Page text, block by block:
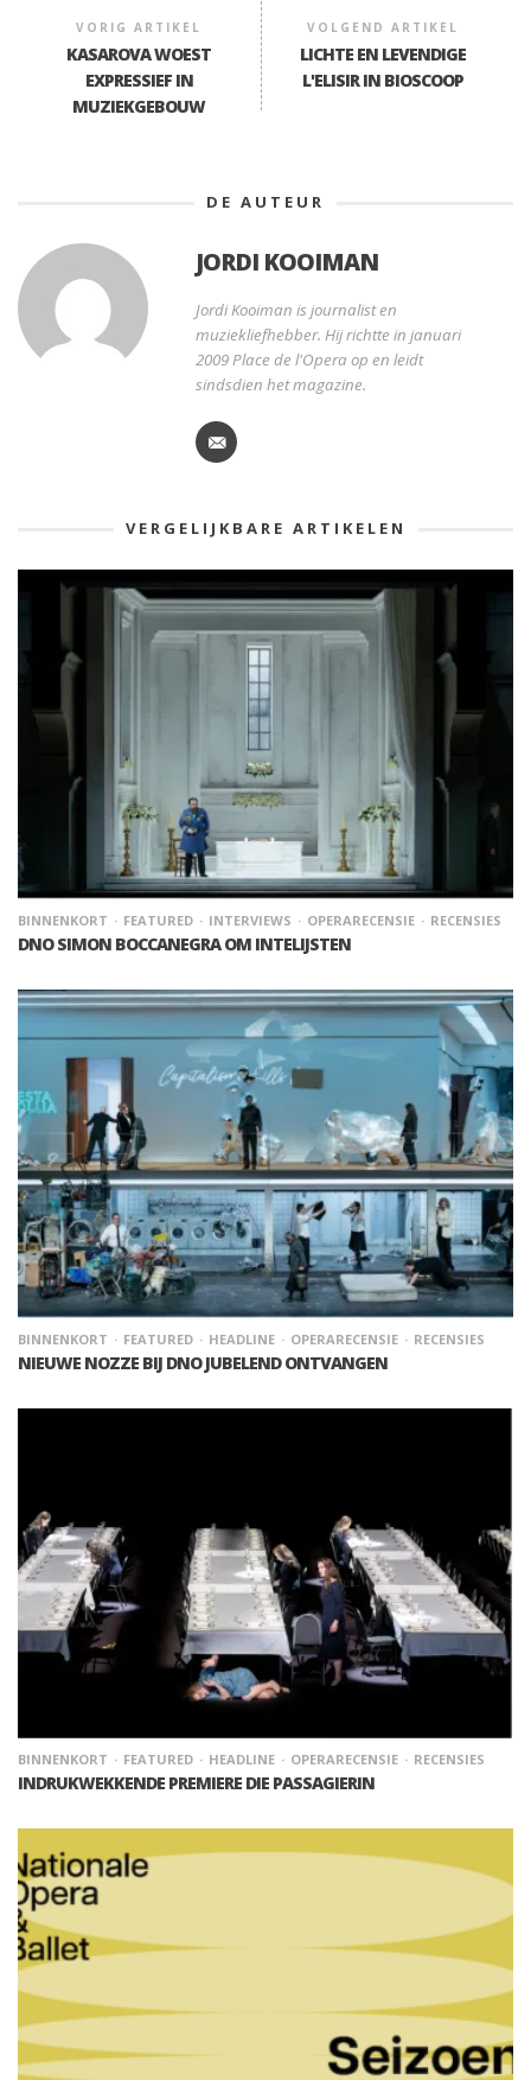
VORIG ARTIKEL
KASAROVA WOEST
EXPRESSIEF IN
MUZIEKGEBOUW
VOLGEND ARTIKEL
LICHTE EN LEVENDIGE
L'ELISIR IN BIOSCOOP
DE AUTEUR
JORDI KOOIMAN
Jordi Kooiman is journalist en
muziekliefhebber. Hij richtte in januari
2009 Place de l'Opera op en leidt
sindsdien het magazine.
VERGELIJKBARE ARTIKELEN
BINNENKORT FEATURED INTERVIEWS OPERARECENSIE RECENSIES
DNO SIMON BOCCANEGRA OM INTELIJSTEN
BINNENKORT FEATURED HEADLINE OPERARECENSIE RECENSIES
NIEUWE NOZZE BIJ DNO JUBELEND ONTVANGEN
BINNENKORT FEATURED HEADLINE OPERARECENSIE RECENSIES
INDRUKWEKKENDE PREMIERE DIE PASSAGIERIN